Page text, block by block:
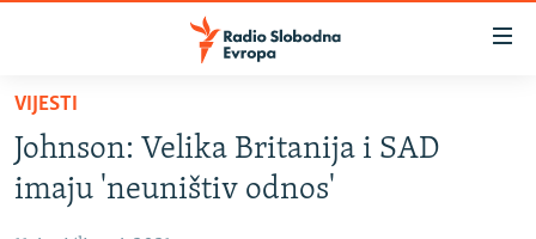
Pređite
glavni
sadržaj
VIJESTI
BOSNA I HERCEGOVINA
SRBIJA
VIJESTI
Johnson: Velika Britanija i SAD
imaju 'neuništiv odnos'